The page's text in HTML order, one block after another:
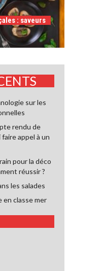
: saveurs
sur les
rendu de
appel à un
pour la déco
réussir ?
les salades
en classe mer